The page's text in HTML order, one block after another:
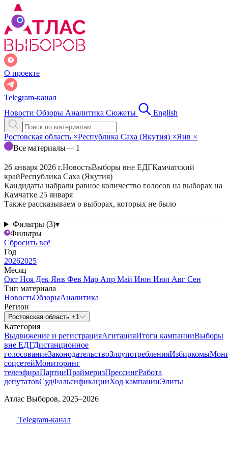
О проекте
Telegram-канал
Новости Обзоры Аналитика Сюжеты English
Ростовская область ×Республика Саха (Якутия) ×Янв ×
Все материалы— 1
26 января 2026 г.НовостьВыборы вне ЕДГКамчатский
крайРеспублика Саха (Якутия)
Кандидаты набрали равное количество голосов на выборах на
Камчатке 25 января
Также рассказываем о выборах, которых не было
Фильтры (3)▾
Фильтры
Сбросить всё
Год
20262025
Месяц
Окт Ноя Дек Янв Фев Мар Апр Май Июн Июл Авг Сен
Тип материала
НовостьОбзорыАналитика
Регион
Ростовская область +1
Категория
Выдвижение и регистрацияАгитацияИтоги кампанииВыборы
вне ЕДГДистанционное
голосованиеЗаконодательствоЗлоупотребленияИзбиркомы
соцсетейМониторинг
телеэфираПартииПраймеризПрессингРабота
депутатовСудФальсификацииХод кампанииЭлиты
Атлас Выборов, 2025–2026
Telegram-канал